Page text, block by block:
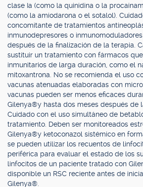
clase Ia (como la quinidina o la
(como la amiodarona o el sotalol).
concomitante de tratamientos
inmunodepresores o
después de la finalización de la terapia.
sustituir un tratamiento con fármacos
inmunitarios de larga duración, como el
mitoxantrona. No se recomienda el uso
vacunas atenuadas elaboradas con
vacunas pueden ser menos eficaces
Gilenya®y hasta dos meses después de
Cuidado con el uso simultáneo de
tratamiento. Deben ser monitoreados
Gilenya®y ketoconazol sistémico en
se pueden utilizar los recuentos de
periférica para evaluar el estado de los
linfocitos de un paciente tratado con
disponible un RSC reciente antes de
Gilenya®.